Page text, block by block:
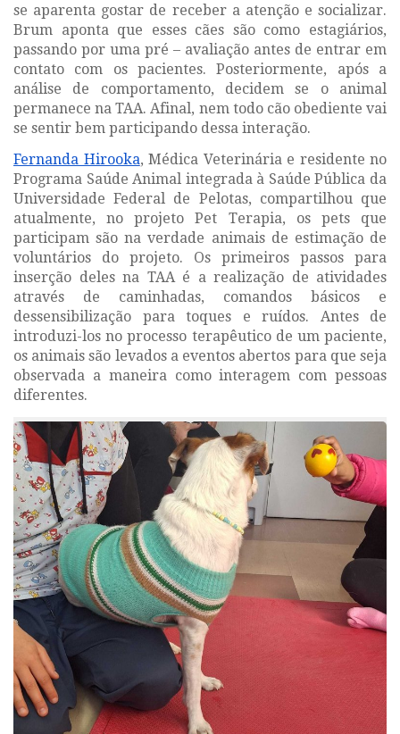
se aparenta gostar de receber a atenção e socializar.
Brum aponta que esses cães são como estagiários,
passando por uma pré – avaliação antes de entrar em
contato com os pacientes. Posteriormente, após a
análise de comportamento, decidem se o animal
permanece na TAA. Afinal, nem todo cão obediente vai
se sentir bem participando dessa interação.
Fernanda Hirooka, Médica Veterinária e residente no
Programa Saúde Animal integrada à Saúde Pública da
Universidade Federal de Pelotas, compartilhou que
atualmente, no projetoPet Terapia, os pets que
participam são na verdade animais de estimação de
voluntários do projeto. Os primeiros passos para
inserção deles na TAA é a realização de atividades
através de caminhadas, comandos básicos e
dessensibilização para toques e ruídos. Antes de
introduzi-los no processo terapêutico de um paciente,
os animais são levados a eventos abertos para que seja
observada a maneira como interagem com pessoas
diferentes.